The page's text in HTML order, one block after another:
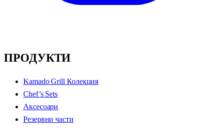
ПРОДУКТИ
Kamado Grill Колекция
Chef’s Sets
Аксесоари
Резервни части